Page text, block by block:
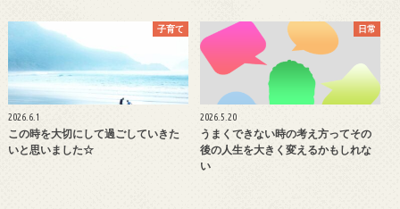
子育て
2026.6.1
この時を大切にして過ごしていきた
いと思いました☆
日常
2026.5.20
うまくできない時の考え方ってその
後の人生を大きく変えるかもしれな
い